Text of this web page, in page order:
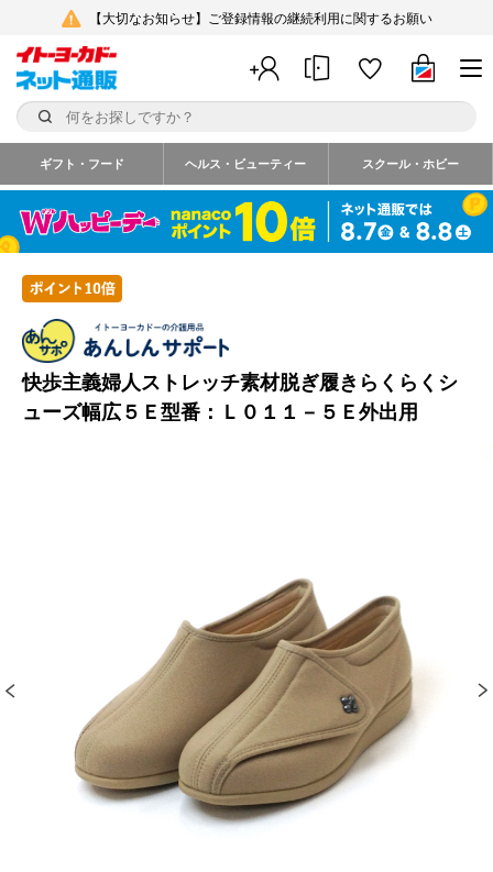
【大切なお知らせ】ご登録情報の継続利用に関するお願い
ギフト・フード ヘルス・ビューティー スクール・ホビー
快歩主義婦人ストレッチ素材脱ぎ履きらくらくシ
ューズ幅広５Ｅ型番：Ｌ０１１－５Ｅ外出用